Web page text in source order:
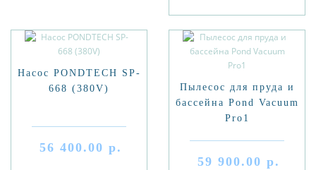
Насос PONDTECH SP-
668 (380V)
56 400.00 р.
Пылесос для пруда и
бассейна Pond Vacuum
Pro1
59 900.00 р.